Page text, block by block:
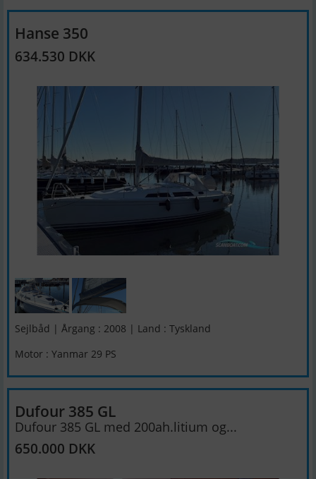
Hanse 350
634.530 DKK
Sejlbåd | Årgang : 2008 | Land : Tyskland
Motor : Yanmar 29 PS
Dufour 385 GL
Dufour 385 GL med 200ah.litium og...
650.000 DKK